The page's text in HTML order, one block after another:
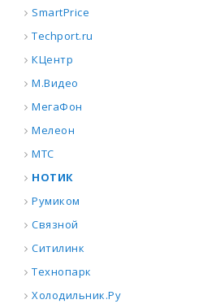
SmartPrice
Techport.ru
КЦентр
М.Видео
МегаФон
Мелеон
МТС
НОТИК
Румиком
Связной
Ситилинк
Технопарк
Холодильник.Ру